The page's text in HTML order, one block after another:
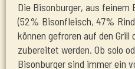
Die Bisonburger, aus
(52% Bisonfleisch, 47%
können gefroren auf den Grill
zubereitet werden. Ob solo
Bisonburger sind immer ein